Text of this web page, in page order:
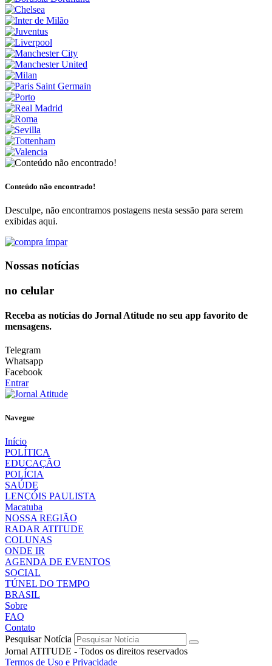
Conteúdo não encontrado!
Desculpe, não encontramos postagens nesta sessão para serem
exibidas aqui.
Nossas notícias
no celular
Receba as notícias do Jornal Atitude no seu app favorito de
mensagens.
Telegram
Whatsapp
Facebook
Entrar
Navegue
Início
POLÍTICA
EDUCAÇÃO
POLÍCIA
SAÚDE
LENÇÓIS PAULISTA
Macatuba
NOSSA REGIÃO
RADAR ATITUDE
COLUNAS
ONDE IR
AGENDA DE EVENTOS
SOCIAL
TÚNEL DO TEMPO
BRASIL
Sobre
FAQ
Contato
Pesquisar Notícia
Jornal ATITUDE - Todos os direitos reservados
Termos de Uso e Privacidade